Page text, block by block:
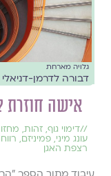
גלויה מארחת
דבורה לדרמן-דניאלי
אישה חוזרת
//דימוי גוף, זהות,
עונג מיני, פמיניזם,
רצפת האגן